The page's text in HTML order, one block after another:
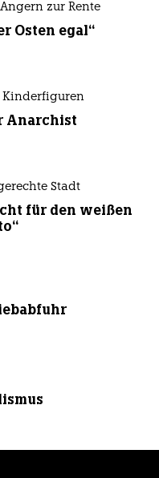
zur Rente
Osten egal“
Kinderfiguren
Anarchist
Stadt
für den weißen